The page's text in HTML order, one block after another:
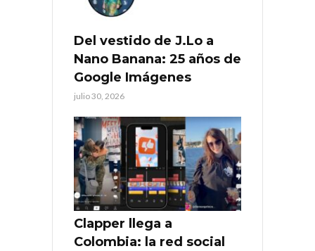
Del vestido de J.Lo a
Nano Banana: 25 años de
Google Imágenes
julio 30, 2026
Clapper llega a
Colombia: la red social